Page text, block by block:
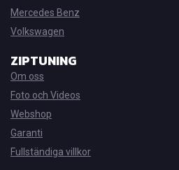
Mercedes Benz
Volkswagen
ZIPTUNING
Om oss
Foto och Videos
Webshop
Garanti
Fullständiga villkor